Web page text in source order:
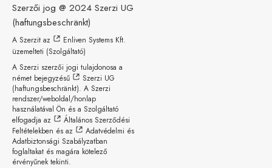
Szerzői jog @ 2024 Szerzi UG
(haftungsbeschränkt)
A Szerzit az
Enliven Systems Kft.
üzemelteti (Szolgáltató)
A Szerzi szerzői jogi tulajdonosa a
német bejegyzésű
Szerzi UG
(haftungsbeschränkt). A Szerzi
rendszer/weboldal/honlap
használatával Ön és a Szolgáltató
elfogadja az
Általános Szerződési
Feltételekben és az
Adatvédelmi és
Adatbiztonsági Szabályzatban
foglaltakat és magára kötelező
érvényűnek tekinti.